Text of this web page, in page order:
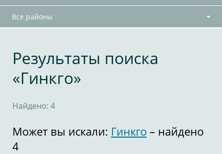
Все районы
Результаты поиска
«Гинкго»
Найдено: 4
Может вы искали: Гинкго – найдено
4